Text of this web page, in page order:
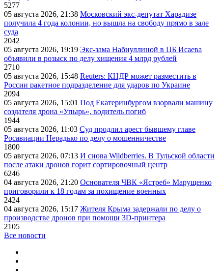
5277
05 августа 2026, 21:38 Московский экс-депутат Харадизе
получила 4 года колонии, но вышла на свободу прямо в зале
суда
2042
05 августа 2026, 19:19 Экс-зама Набиуллиной в ЦБ Исаева
объявили в розыск по делу хищения 4 млрд рублей
2710
05 августа 2026, 15:48 Reuters: КНДР может разместить в
России ракетное подразделение для ударов по Украине
2094
05 августа 2026, 15:01 Под Екатеринбургом взорвали машину
создателя дрона «Упырь», водитель погиб
1944
05 августа 2026, 11:03 Суд продлил арест бывшему главе
Росавиации Нерадько по делу о мошенничестве
1800
05 августа 2026, 07:13 И снова Wildberries. В Тульской области
после атаки дронов горит сортировочный центр
6246
04 августа 2026, 21:20 Основателя ЧВК «Ястреб» Марущенко
приговорили к 18 годам за похищение военных
2424
04 августа 2026, 15:17 Жителя Крыма задержали по делу о
производстве дронов при помощи 3D‑принтера
2105
Все новости